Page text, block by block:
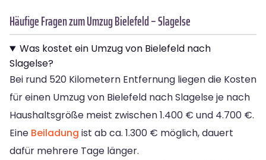
Häufige Fragen zum Umzug Bielefeld – Slagelse
Was kostet ein Umzug von Bielefeld nach
Slagelse?
Bei rund 520 Kilometern Entfernung liegen die Kosten
für einen Umzug von Bielefeld nach Slagelse je nach
Haushaltsgröße meist zwischen 1.400 € und 4.700 €.
Eine Beiladung ist ab ca. 1.300 € möglich, dauert
dafür mehrere Tage länger.